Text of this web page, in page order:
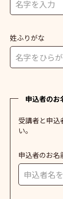
姓ふりがな
申込者のお
受講者と申込
い。
申込者のお名